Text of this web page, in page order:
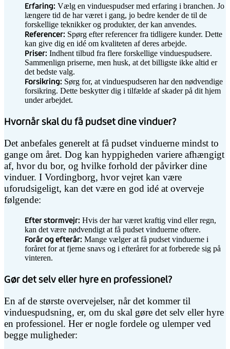
Erfaring: Vælg en vinduespudser med erfaring i branchen. Jo
længere tid de har været i gang, jo bedre kender de til de
forskellige teknikker og produkter, der kan anvendes.
Referencer: Spørg efter referencer fra tidligere kunder. Dette
kan give dig en idé om kvaliteten af deres arbejde.
Priser: Indhent tilbud fra flere forskellige vinduespudsere.
Sammenlign priserne, men husk, at det billigste ikke altid er
det bedste valg.
Forsikring: Sørg for, at vinduespudseren har den nødvendige
forsikring. Dette beskytter dig i tilfælde af skader på dit hjem
under arbejdet.
Hvornår skal du få pudset dine vinduer?
Det anbefales generelt at få pudset vinduerne mindst to
gange om året. Dog kan hyppigheden variere afhængigt
af, hvor du bor, og hvilke forhold der påvirker dine
vinduer. I Vordingborg, hvor vejret kan være
uforudsigeligt, kan det være en god idé at overveje
følgende:
Efter stormvejr: Hvis der har været kraftig vind eller regn,
kan det være nødvendigt at få pudset vinduerne oftere.
Forår og efterår: Mange vælger at få pudset vinduerne i
foråret for at fjerne snavs og i efteråret for at forberede sig på
vinteren.
Gør det selv eller hyre en professionel?
En af de største overvejelser, når det kommer til
vinduespudsning, er, om du skal gøre det selv eller hyre
en professionel. Her er nogle fordele og ulemper ved
begge muligheder: